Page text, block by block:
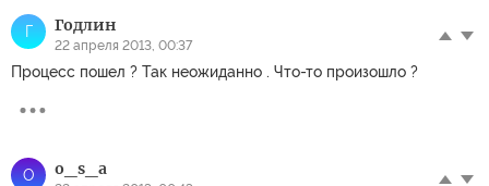
Г Годлин
22 апреля 2013, 00:37
Процесс пошел ? Так неожиданно . Что-то произошло ?
O o_s_a